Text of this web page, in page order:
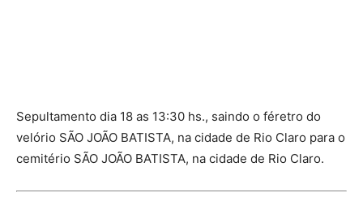
Sepultamento dia 18 as 13:30 hs., saindo o féretro do
velório SÃO JOÃO BATISTA, na cidade de Rio Claro para o
cemitério SÃO JOÃO BATISTA, na cidade de Rio Claro.